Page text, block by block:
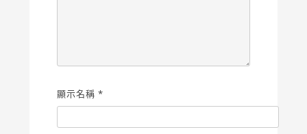
顯示名稱 *